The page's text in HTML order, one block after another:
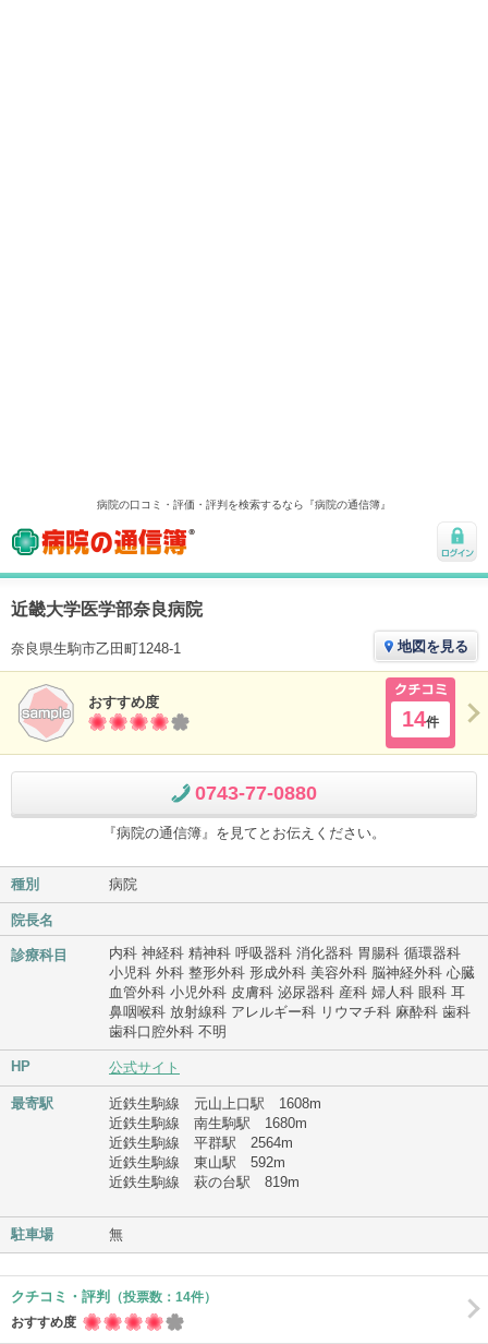
病院の口コミ・評価・評判を検索するなら『病院の通信簿』
病院の通信簿
ログ
近畿大学医学部奈良病院
奈良県生駒市乙田町1248-1 地図を見る
おすすめ度
クチコ
ミ
14件
0743-77-0880
『病院の通信簿』を見てとお伝えください。
種別 病院
院長名
診療科目
内科 神経科 精神科 呼吸器科 消化器科 胃腸科 循環器科
小児科 外科 整形外科 形成外科 美容外科 脳神経外科 心臓
血管外科 小児外科 皮膚科 泌尿器科 産科 婦人科 眼科 耳
鼻咽喉科 放射線科 アレルギー科 リウマチ科 麻酔科 歯科
歯科口腔外科 不明
HP 公式サイト
最寄駅
近鉄生駒線 元山上口駅 1608m
近鉄生駒線 南生駒駅 1680m
近鉄生駒線 平群駅 2564m
近鉄生駒線 東山駅 592m
近鉄生駒線 萩の台駅 819m
駐車場 無
クチコミ・評判 （投票数：14件）
おすすめ度